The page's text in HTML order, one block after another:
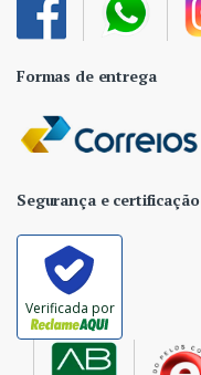
Formas de entrega
Segurança e certificação
Verificada por